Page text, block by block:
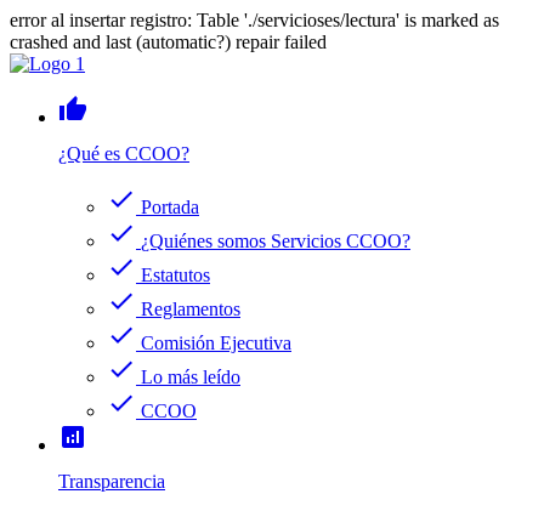
error al insertar registro: Table './servicioses/lectura' is marked as
crashed and last (automatic?) repair failed
thumb_up
¿Qué es CCOO?
check Portada
check ¿Quiénes somos Servicios CCOO?
check Estatutos
check Reglamentos
check Comisión Ejecutiva
check Lo más leído
check CCOO
analytics
Transparencia